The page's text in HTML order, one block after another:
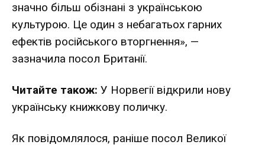
значно більш обізнані з українською
культурою. Це один з небагатьох гарних
ефектів російського вторгнення», —
зазначила посол Британії.
Читайте також: У Норвегії відкрили нову
українську книжкову поличку.
Як повідомлялося, раніше посол Великої